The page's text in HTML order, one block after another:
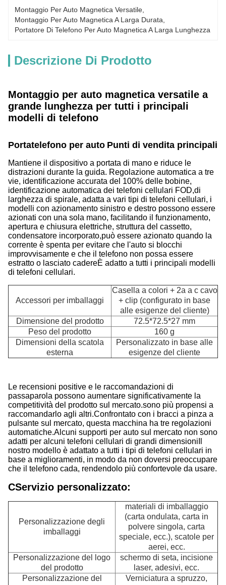
Montaggio Per Auto Magnetica Versatile
Montaggio Per Auto Magnetica A Larga Durata
Portatore Di Telefono Per Auto Magnetica A Larga Lunghezza
Descrizione Di Prodotto
Montaggio per auto magnetica versatile a
grande lunghezza per tutti i principali
modelli di telefono
Portatelefono per auto Punti di vendita principali
Mantiene il dispositivo a portata di mano e riduce le
distrazioni durante la guida. Regolazione automatica a tre
vie, identificazione accurata del 100% delle bobine,
identificazione automatica dei telefoni cellulari FOD,di
larghezza di spirale, adatta a vari tipi di telefoni cellulari, i
modelli con azionamento sinistro e destro possono essere
azionati con una sola mano, facilitando il funzionamento,
apertura e chiusura elettriche, struttura del cassetto,
condensatore incorporato,può essere azionato quando la
corrente è spenta per evitare che l'auto si blocchi
improvvisamente e che il telefono non possa essere
estratto o lasciato cadereÈ adatto a tutti i principali modelli
di telefoni cellulari.
Accessori per imballaggi
Casella a colori + 2a a c cavo
+ clip (configurato in base
alle esigenze del cliente)
Dimensione del prodotto
72.5*72.5*27 mm
Peso del prodotto
160 g
Dimensioni della scatola
esterna
Personalizzato in base alle
esigenze del cliente
Le recensioni positive e le raccomandazioni di
passaparola possono aumentare significativamente la
competitività del prodotto sul mercato.sono più propensi a
raccomandarlo agli altri.Confrontato con i bracci a pinza a
pulsante sul mercato, questa macchina ha tre regolazioni
automatiche.Alcuni supporti per auto sul mercato non sono
adatti per alcuni telefoni cellulari di grandi dimensioniIl
nostro modello è adattato a tutti i tipi di telefoni cellulari in
base a miglioramenti, in modo da non doversi preoccupare
che il telefono cada, rendendolo più confortevole da usare.
CServizio personalizzato:
Personalizzazione degli
imballaggi
materiali di imballaggio
(carta ondulata, carta in
polvere singola, carta
speciale, ecc.), scatole per
aerei, ecc.
Personalizzazione del logo
del prodotto
schermo di seta, incisione
laser, adesivi, ecc.
Personalizzazione del
Verniciatura a spruzzo,